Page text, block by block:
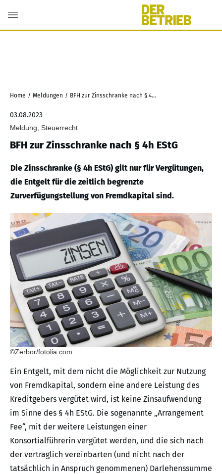
Home / Meldungen / BFH zur Zinsschranke nach § 4h EStG
03.08.2023
Meldung, Steuerrecht
BFH zur Zinsschranke nach § 4h EStG
Die Zinsschranke (§ 4h EStG) gilt nur für Vergütungen,
die Entgelt für die zeitlich begrenzte
Zurverfügungstellung von Fremdkapital sind.
©Zerbor/fotolia.com
Ein Entgelt, mit dem nicht die Möglichkeit zur Nutzung
von Fremdkapital, sondern eine andere Leistung des
Kreditgebers vergütet wird, ist keine Zinsaufwendung
im Sinne des § 4h EStG. Die sogenannte „Arrangement
Fee“, mit der weitere Leistungen einer
Konsortialführerin vergütet werden, und die sich nach
der vertraglich vereinbarten (und nicht nach der
tatsächlich in Anspruch genommenen) Darlehenssumme